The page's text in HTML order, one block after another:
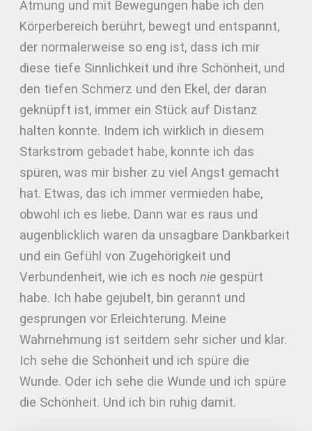
Atmung und mit Bewegungen habe ich den
Körperbereich berührt, bewegt und entspannt,
der normalerweise so eng ist, dass ich mir
diese tiefe Sinnlichkeit und ihre Schönheit, und
den tiefen Schmerz und den Ekel, der daran
geknüpft ist, immer ein Stück auf Distanz
halten konnte. Indem ich wirklich in diesem
Starkstrom gebadet habe, konnte ich das
spüren, was mir bisher zu viel Angst gemacht
hat. Etwas, das ich immer vermieden habe,
obwohl ich es liebe. Dann war es raus und
augenblicklich waren da unsagbare Dankbarkeit
und ein Gefühl von Zugehörigkeit und
Verbundenheit, wie ich es nochnie gespürt
habe. Ich habe gejubelt, bin gerannt und
gesprungen vor Erleichterung. Meine
Wahrnehmung ist seitdem sehr sicher und klar.
Ich sehe die Schönheit und ich spüre die
Wunde. Oder ich sehe die Wunde und ich spüre
die Schönheit. Und ich bin ruhig damit.